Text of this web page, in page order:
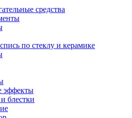
средства
по стеклу и керамике
эффекты
блестки